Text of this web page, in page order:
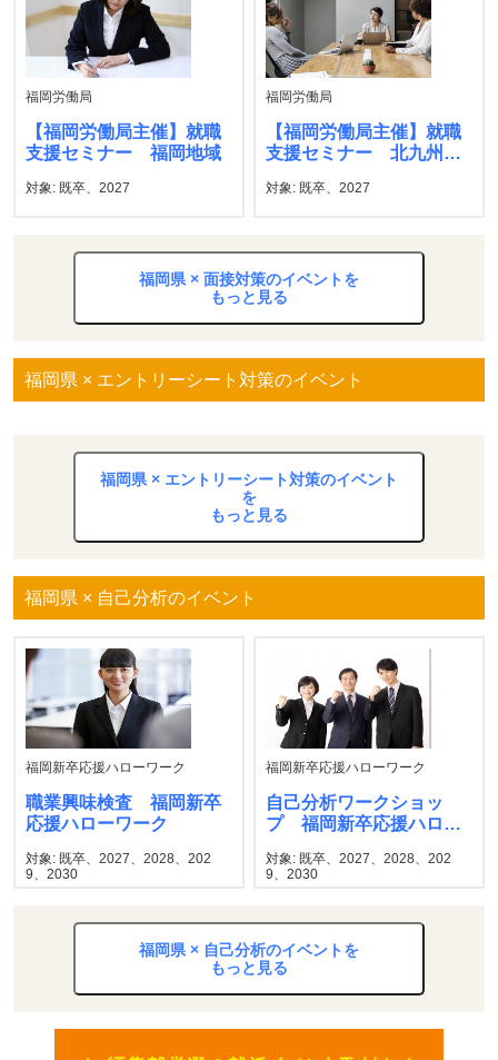
福岡労働局
【福岡労働局主催】就職
支援セミナー 福岡地域
対象: 既卒、2027
福岡労働局
【福岡労働局主催】就職
支援セミナー 北九州地
対象: 既卒、2027
福岡県 × 面接対策のイベントを
もっと見る
福岡県 × エントリーシート対策のイベント
福岡県 × エントリーシート対策のイベント
を
もっと見る
福岡県 × 自己分析のイベント
福岡新卒応援ハローワーク
職業興味検査 福岡新卒
応援ハローワーク
対象: 既卒、2027、2028、202
9、2030
福岡新卒応援ハローワーク
自己分析ワークショッ
プ 福岡新卒応援ハロー
対象: 既卒、2027、2028、202
9、2030
福岡県 × 自己分析のイベントを
もっと見る